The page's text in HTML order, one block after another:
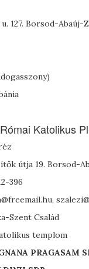
127. Borsod-Abaúj-
Katolikus
útja 19. Borsod-
396
Szent Család
templom
NANA PRAGASAM